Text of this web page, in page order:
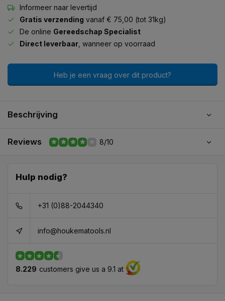
Informeer naar levertijd
Gratis verzending vanaf € 75,00 (tot 31kg)
De online Gereedschap Specialist
Direct leverbaar , wanneer op voorraad
Heb je een vraag over dit product?
Beschrijving
Reviews 8/10
Hulp nodig?
+31 (0)88-2044340
info@houkematools.nl
8.229 customers give us a 9.1 at